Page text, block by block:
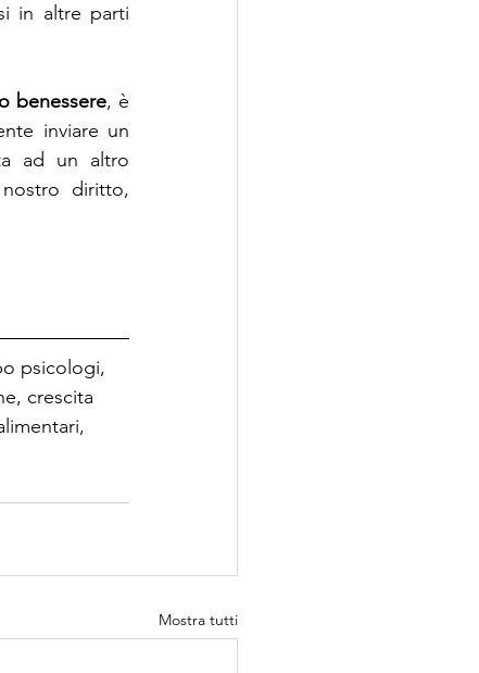
in altre parti
benessere, è
inviare un
ad un altro
diritto,
psicologi,
crescita
Mostra tutti